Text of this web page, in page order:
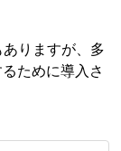
りますが、多
ために導入さ